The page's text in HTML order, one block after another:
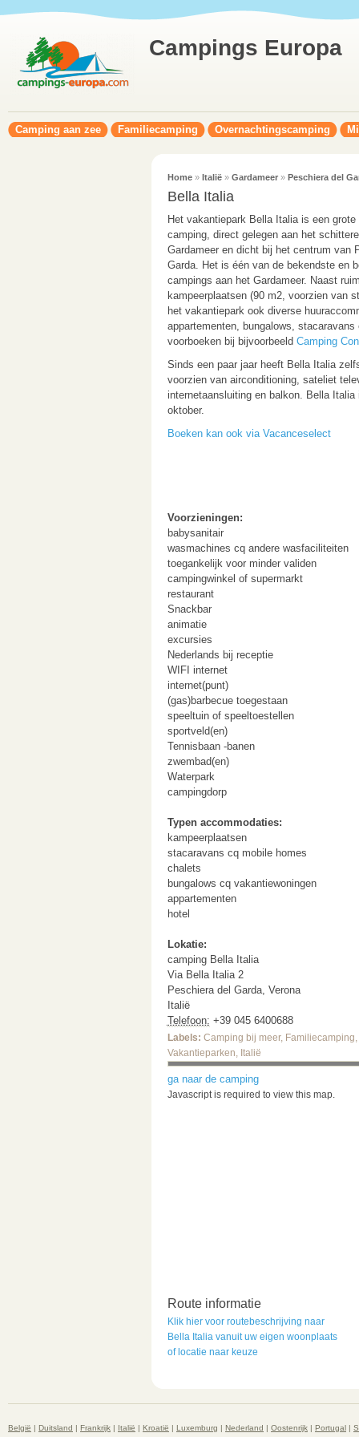
Campings Europa
Camping aan zee Familiecamping Overnachtingscamping
Home» Italië» Gardameer» Peschiera del
Bella Italia
Het vakantiepark Bella Italia is een grote
camping, direct gelegen aan het
Gardameer en dicht bij het centrum van
Garda. Het is één van de bekendste en
campings aan het Gardameer. Naast
kampeerplaatsen (90 m2, voorzien van
het vakantiepark ook diverse
appartementen, bungalows,
voorboeken bij bijvoorbeeld Camping
Sinds een paar jaar heeft Bella Italia
voorzien van airconditioning, sateliet
internetaansluiting en balkon. Bella
oktober.
Boeken kan ook via Vacanceselect
Voorzieningen:
babysanitair
wasmachines cq andere wasfaciliteiten
toegankelijk voor minder validen
campingwinkel of supermarkt
restaurant
Snackbar
animatie
excursies
Nederlands bij receptie
WIFI internet
internet(punt)
(gas)barbecue toegestaan
speeltuin of speeltoestellen
sportveld(en)
Tennisbaan -banen
zwembad(en)
Waterpark
campingdorp
Typen accommodaties:
kampeerplaatsen
stacaravans cq mobile homes
chalets
bungalows cq vakantiewoningen
appartementen
hotel
Lokatie:
camping Bella Italia
Via Bella Italia 2
Peschiera del Garda, Verona
Italië
Telefoon: +39 045 6400688
Labels: Camping bij meer, Familiecamping,
Vakantieparken, Italië
ga naar de camping
Javascript is required to view this map.
Route informatie
Klik hier voor routebeschrijving naar
Bella Italia vanuit uw eigen woonplaats
of locatie naar keuze
België | Duitsland | Frankrijk | Italië | Kroatië | Luxemburg | Nederland | Oostenrijk | Portugal |